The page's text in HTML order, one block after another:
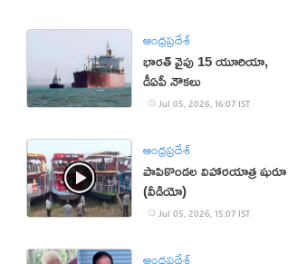
ఆంధ్రప్రదేశ్
భారత్ వైపు 15 యూరియా,
డీఏపీ నౌకలు
Jul 05, 2026, 16:07 IST
ఆంధ్రప్రదేశ్
పాపికొండల విహారయాత్ర షురూ
(వీడియో)
Jul 05, 2026, 15:07 IST